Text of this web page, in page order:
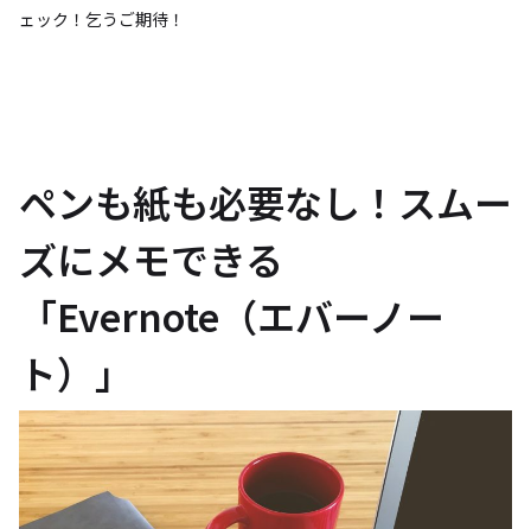
ェック！乞うご期待！
ペンも紙も必要なし！スムー
ズにメモできる
「Evernote（エバーノー
ト）」